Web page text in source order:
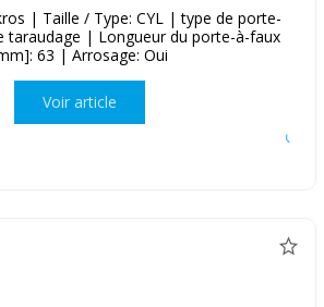
| Taille / Type: CYL | type de porte-
taraudage | Longueur du porte-à-faux
63 | Arrosage: Oui
Voir article